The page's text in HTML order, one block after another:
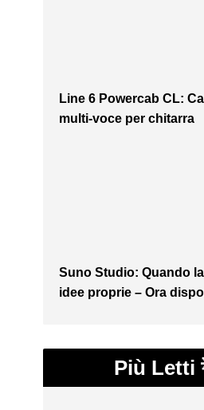
Line 6 Powercab CL:
multi-voce per chitarra
Suno Studio: Quando
idee proprie – Ora
Più Letti